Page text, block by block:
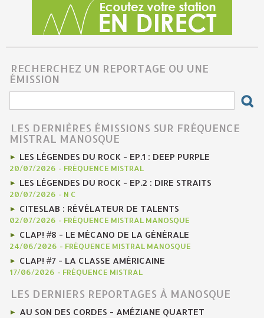
RECHERCHEZ UN REPORTAGE OU UNE
ÉMISSION
LES DERNIÈRES ÉMISSIONS SUR FRÉQUENCE
MISTRAL MANOSQUE
LES LÉGENDES DU ROCK - EP.1 : DEEP PURPLE
20/07/2026 - FRÉQUENCE MISTRAL
LES LÉGENDES DU ROCK - EP.2 : DIRE STRAITS
20/07/2026 - N C
CITESLAB : RÉVÉLATEUR DE TALENTS
02/07/2026 - FRÉQUENCE MISTRAL MANOSQUE
CLAP! #8 - LE MÉCANO DE LA GÉNÉRALE
24/06/2026 - FRÉQUENCE MISTRAL MANOSQUE
CLAP! #7 - LA CLASSE AMÉRICAINE
17/06/2026 - FRÉQUENCE MISTRAL
LES DERNIERS REPORTAGES À MANOSQUE
AU SON DES CORDES - AMÉZIANE QUARTET